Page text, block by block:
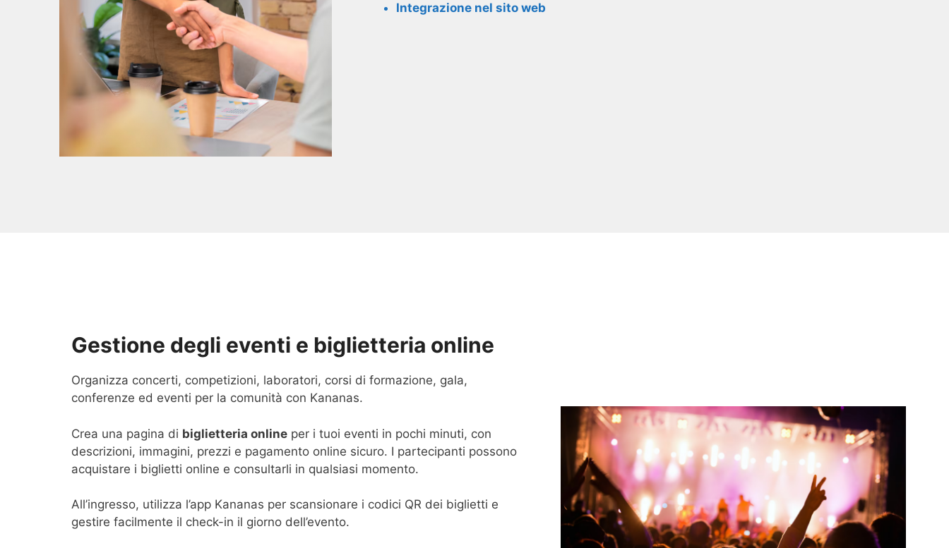
Integrazione nel sito web
Gestione degli eventi e biglietteria online
Organizza concerti, competizioni, laboratori, corsi di formazione, gala,
conferenze ed eventi per la comunità con Kananas.
Crea una pagina di biglietteria online per i tuoi eventi in pochi minuti, con
descrizioni, immagini, prezzi e pagamento online sicuro. I partecipanti possono
acquistare i biglietti online e consultarli in qualsiasi momento.
All’ingresso, utilizza l’app Kananas per scansionare i codici QR dei biglietti e
gestire facilmente il check-in il giorno dell’evento.